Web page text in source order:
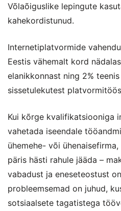
Võlaõiguslike lepingute
kahekordistunud.
Internetiplatvormide
Eestis vähemalt kord
elanikkonnast ning 2%
sissetulekutest
Kui kõrge kvalifikatsiooniga
vahetada iseendale
ühemehe- või
päris hästi rahule jääda –
vabadust ja eneseteostust
probleemsemad on juhud,
sotsiaalsete tagatistega